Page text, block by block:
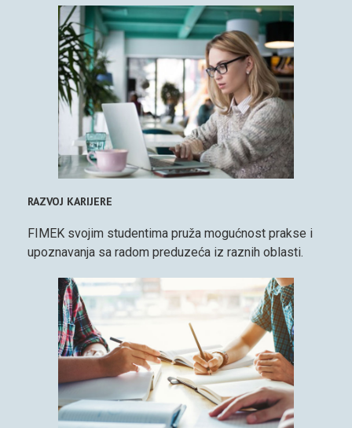
RAZVOJ KARIJERE
FIMEK svojim studentima pruža mogućnost prakse i
upoznavanja sa radom preduzeća iz raznih oblasti.